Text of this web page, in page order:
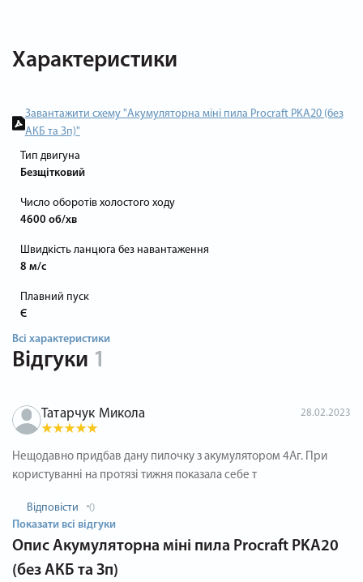
Характеристики
Завантажити схему "Акумуляторна міні пила Procraft PKA20 (без
АКБ та Зп)"
Тип двигуна
Безщітковий
Число оборотів холостого ходу
4600 об/хв
Швидкість ланцюга без навантаження
8 м/с
Плавний пуск
Є
Всі характеристики
Відгуки 1
Татарчук Микола 28.02.2023
Нещодавно придбав дану пилочку з акумулятором 4Аг. При
користуванні на протязі тижня показала себе т
Відповісти
0
Показати всі відгуки
Опис Акумуляторна міні пила Procraft PKA20
(без АКБ та Зп)